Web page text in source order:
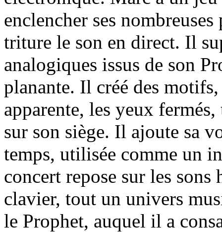
enclencher ses
triture le son en direct. Il
analogiques issus de son
planante. Il créé des
apparente, les yeux
sur son siège. Il ajoute sa
temps, utilisée comme un
concert repose sur les
clavier, tout un univers
le Prophet, auquel il a